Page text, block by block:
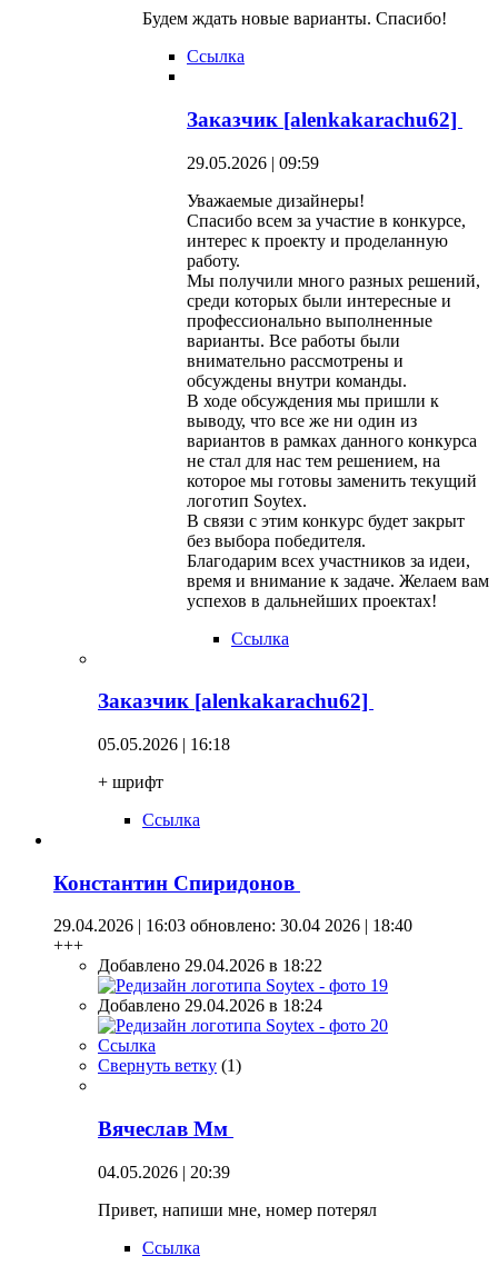
Будем ждать новые варианты. Спасибо!
Ссылка
Заказчик [alenkakarachu62]
29.05.2026 | 09:59
Уважаемые дизайнеры!
Спасибо всем за участие в конкурсе,
интерес к проекту и проделанную
работу.
Мы получили много разных решений,
среди которых были интересные и
профессионально выполненные
варианты. Все работы были
внимательно рассмотрены и
обсуждены внутри команды.
В ходе обсуждения мы пришли к
выводу, что все же ни один из
вариантов в рамках данного конкурса
не стал для нас тем решением, на
которое мы готовы заменить текущий
логотип Soytex.
В связи с этим конкурс будет закрыт
без выбора победителя.
Благодарим всех участников за идеи,
время и внимание к задаче. Желаем вам
успехов в дальнейших проектах!
Ссылка
Заказчик [alenkakarachu62]
05.05.2026 | 16:18
+ шрифт
Ссылка
Константин Спиридонов
29.04.2026 | 16:03 обновлено: 30.04 2026 | 18:40
+++
Добавлено 29.04.2026 в 18:22
Добавлено 29.04.2026 в 18:24
Ссылка
Свернуть ветку (1)
Вячеслав Мм
04.05.2026 | 20:39
Привет, напиши мне, номер потерял
Ссылка